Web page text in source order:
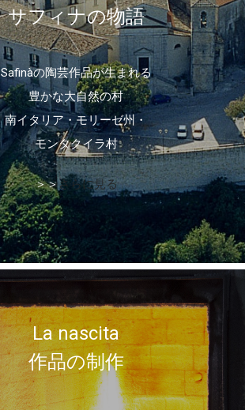
サフィナの物語
Safinàの陶芸作品が生まれる
豊かな大自然の村
南イタリア・モリーゼ州・
モンタクイラ村
＞＞さらに見る
La nascita
作品の制作